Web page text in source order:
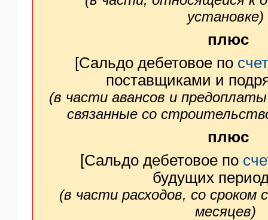
установке)
плюс
[Сальдо дебетовое по
поставщиками и
(в части авансов и
связанные со
плюс
[Сальдо дебетовое по
будущих
(в части расходов, со сроком
месяцев)